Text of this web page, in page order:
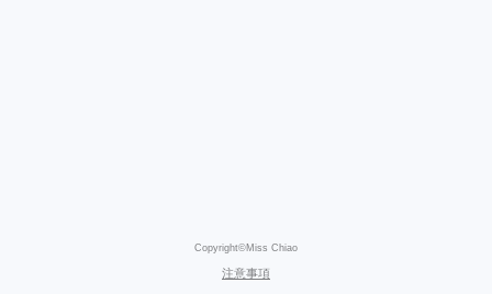
Copyright©Miss Chiao
注意事項